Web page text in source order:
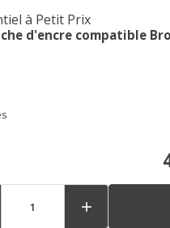
à Petit Prix
d'encre compatible
